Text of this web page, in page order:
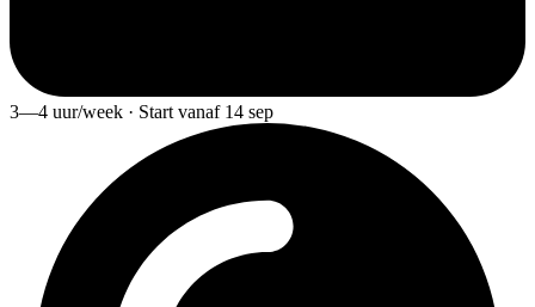
3—4 uur/week · Start vanaf 14 sep